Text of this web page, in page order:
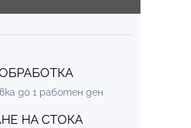
до 1 работен ден
НА СТОКА